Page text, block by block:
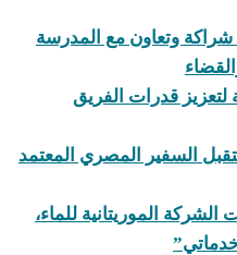
شراكة وتعاون مع المدرسة
لتعزيز قدرات الفريق
السفير المصري المعتمد
الموريتانية للماء،